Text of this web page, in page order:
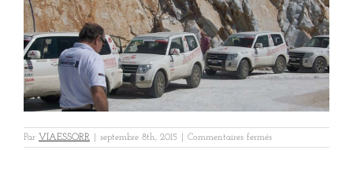
Par VIAESSORR septembre 8th, 2015 Commentaires ferméssur
ok100_1501-